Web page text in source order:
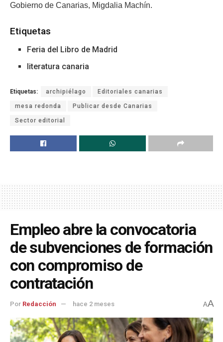
Gobierno de Canarias, Migdalia Machín.
Etiquetas
Feria del Libro de Madrid
literatura canaria
Etiquetas: archipiélago Editoriales canarias
mesa redonda Publicar desde Canarias
Sector editorial
Empleo abre la convocatoria
de subvenciones de formación
con compromiso de
contratación
Por Redacción hace 2 meses AA